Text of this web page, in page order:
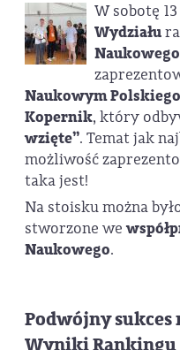
W sobotę
Wydziału
Naukowym
Kopernik, który
wzięte”. Temat jak
możliwość
taka jest!
Na stoisku można
stworzone we
Naukowego.
Podwójny sukces
Wyniki